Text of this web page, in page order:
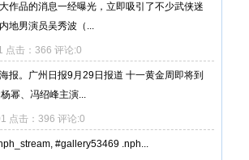
作品的消息一经曝光，立即吸引了不少武侠迷
地男演员吴秀波（...
点击：366 评论:0
报。广州日报9月29日报道 十一黄金周即将到
幂、冯绍峰主演...
点击：396 评论:0
#gallery53469 .nph...